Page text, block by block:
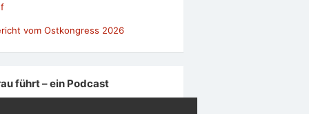
vom Ostkongress 2026
führt – ein Podcast